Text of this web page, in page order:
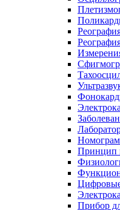
Принцип
Цифровые
Прибор